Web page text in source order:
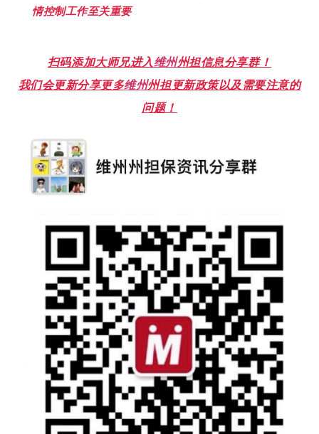
情控制工作至关重要
扫码添加大师兄进入维州州担信息分享群！
我们会更新分享更多维州州担更新政策以及需要注意的
问题！